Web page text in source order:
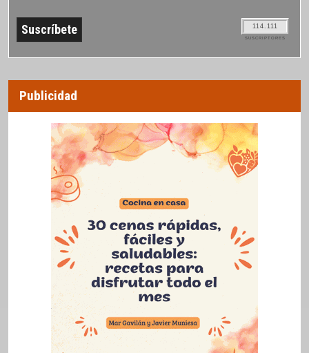
114.111
SUSCRIPTORES
Publicidad